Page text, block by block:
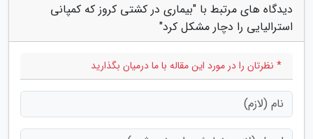
دیدگاه های مرتبط با "بیماری در کشتی کروز که کمپانی
استرالیایی را دچار مشکل کرد"
* نظرتان را در مورد این مقاله با ما درمیان بگذارید